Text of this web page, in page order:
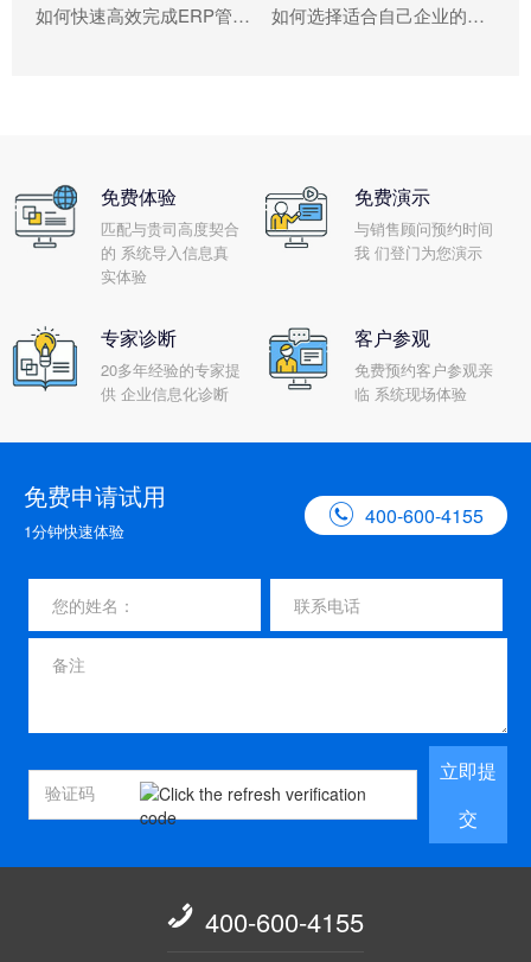
如何快速高效完成ERP管理系统配置? 如何选择适合自己企业的乐动平台网站登录入口_乐动（中国） ?
免费体验
匹配与贵司高度契合
的 系统导入信息真
实体验
免费演示
与销售顾问预约时间
我 们登门为您演示
专家诊断
20多年经验的专家提
供 企业信息化诊断
客户参观
免费预约客户参观亲
临 系统现场体验
免费申请试用
1分钟快速体验
 400-600-4155
立即提
交
 400-600-4155